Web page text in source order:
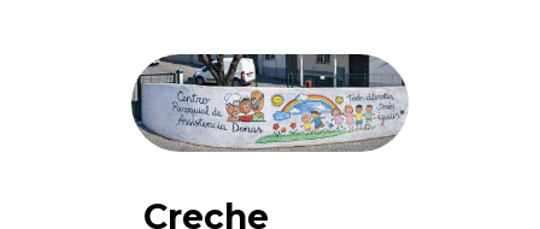
Creche